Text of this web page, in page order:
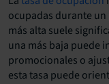
ocupadas durante
más alta suele
una más baja puede
promocionales o
esta tasa puede